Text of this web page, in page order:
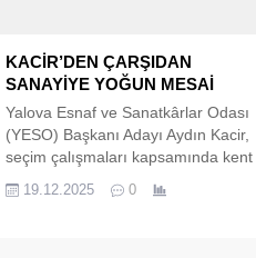
duyduğunu belirten AK Parti
Milletvekili Aday Adayı Muğlim
Bağatar,’ AK Parti Milletvekilliği aday
adaylığım sürecini açıklamamdan
sonra ilçe...
KACİR’DEN ÇARŞIDAN
SANAYİYE YOĞUN MESAİ
Yalova Esnaf ve Sanatkârlar Odası
(YESO) Başkanı Adayı Aydın Kacir,
seçim çalışmaları kapsamında kent
genelinde sürdürdüğü saha
ziyaretleriyle esnafla birebir temas
19.12.2025 0